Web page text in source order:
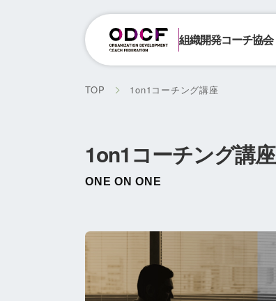
組織開発コーチ協会
TOP 1on1コーチング講座
1on1コーチング講座
ONE ON ONE